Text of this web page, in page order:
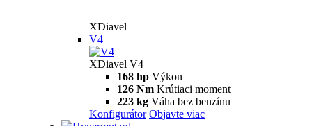
XDiavel
V4
XDiavel V4
168 hp Výkon
126 Nm Krútiaci moment
223 kg Váha bez benzínu
Konfigurátor Objavte viac